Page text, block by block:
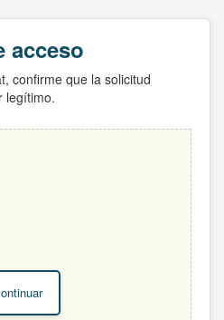
acceso
confirme que la solicitud
legítimo.